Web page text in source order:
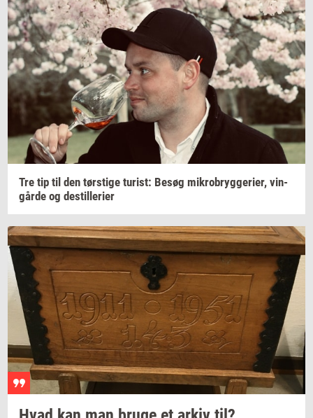
Tre tip til den tørsti­ge turist: Besøg mi­kro­bryg­ge­ri­er, vin­
går­de og destil­le­ri­er